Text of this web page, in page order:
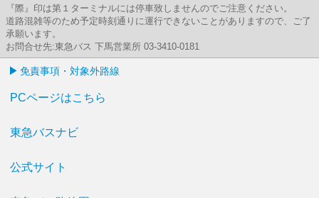
『際』印は第１ターミナルには停車致しませんのでご注意ください。
道路混雑等のため予定時刻通りに運行できないことがありますので、ご了
承願います。
お問合せ先:東急バス 下馬営業所 03-3410-0181
免責事項・対象外路線
PCページはこちら
東急バスナビ
公式サイト